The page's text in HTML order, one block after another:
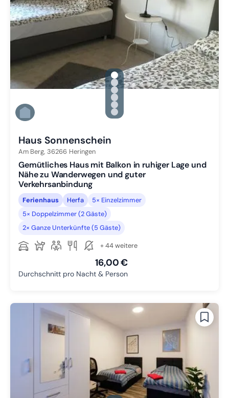
gallery.slide_selector
Zu Slide 1 wechseln
Zu Slide 2 wechseln
Zu Slide 3 wechseln
Zu Slide 4 wechseln
Zu Slide 5 wechseln
Zu Slide 6 wechseln
Haus Sonnenschein
Am Berg, 36266 Heringen
Gemütliches Haus mit Balkon in ruhiger Lage und
Nähe zu Wanderwegen und guter
Verkehrsanbindung
Ferienhaus Herfa
5× Einzelzimmer
5× Doppelzimmer (2 Gäste)
2× Ganze Unterkünfte (5 Gäste)
+ 44 weitere
16,00 €
Durchschnitt pro Nacht & Person